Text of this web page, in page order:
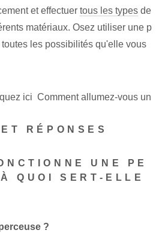
et effectuer tous les types de
matériaux. Osez utiliser une p
les possibilités qu'elle vous
ici Comment allumez-vous un
RÉPONSES
UNE PE
QUOI SERT-ELLE
?